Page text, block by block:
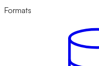
Formats